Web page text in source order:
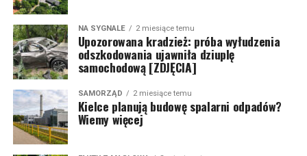
NA SYGNALE 2 miesiące temu
Upozorowana kradzież: próba wyłudzenia
odszkodowania ujawniła dziuplę
samochodową [ZDJĘCIA]
SAMORZĄD 2 miesiące temu
Kielce planują budowę spalarni odpadów?
Wiemy więcej